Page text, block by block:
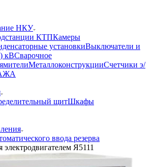
НКУ
КТПКамеры
установкиВыключатели и
кВСварочное
МеталлоконструкцииСчетчики э/
щитШкафы
ввода резерва
Я5111